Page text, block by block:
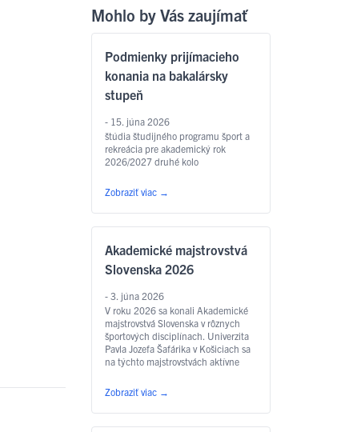
Mohlo by Vás zaujímať
Podmienky prijímacieho
konania na bakalársky
stupeň
- 15. júna 2026
štúdia študijného programu šport a
rekreácia pre akademický rok
2026/2027 druhé kolo
Zobraziť viac →
Akademické majstrovstvá
Slovenska 2026
- 3. júna 2026
V roku 2026 sa konali Akademické
majstrovstvá Slovenska v rôznych
športových disciplínach. Univerzita
Pavla Jozefa Šafárika v Košiciach sa
na týchto majstrovstvách aktívne
plávaní, atletike, basketbale a
futbale. Naši študenti a študentky
mali možnosť porovnať svoje sily s
najlepšími univerzitnými
Zobraziť viac →